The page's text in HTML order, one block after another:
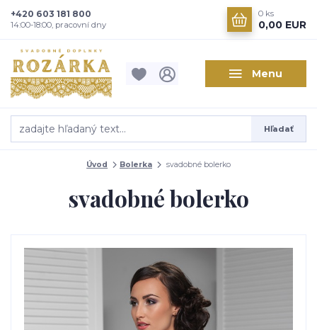
Menu
Hľadať
+420 603 181 800
14:00-18:00, pracovní dny
0 ks
0,00 EUR
Úvod Bolerka svadobné bolerko
svadobné bolerko